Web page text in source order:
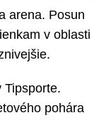
arena. Posun
v oblasti
Tipsporte.
pohára